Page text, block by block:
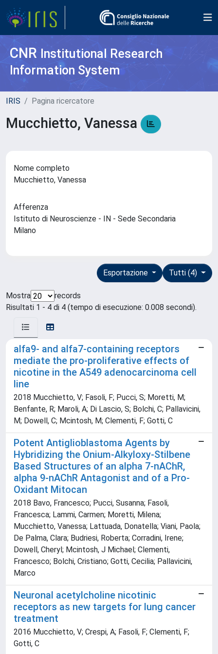
CNR Institutional Research
Information System
IRIS Pagina ricercatore
Mucchietto, Vanessa
Nome completo
Mucchietto, Vanessa
Afferenza
Istituto di Neuroscienze - IN - Sede Secondaria
Milano
Tutti (4)
Esportazione
Mostra
records
Risultati 1 - 4 di 4 (tempo di esecuzione: 0.008 secondi).
alfa9- and alfa7-containing receptors
mediate the pro-proliferative effects of
nicotine in the A549 adenocarcinoma cell
line
2018 Mucchietto, V; Fasoli, F; Pucci, S; Moretti, M;
Benfante, R; Maroli, A; Di Lascio, S; Bolchi, C; Pallavicini,
M; Dowell, C; Mcintosh, M; Clementi, F; Gotti, C
Potent Antiglioblastoma Agents by
Hybridizing the Onium-Alkyloxy-Stilbene
Based Structures of an alpha 7-nAChR,
alpha 9-nAChR Antagonist and of a Pro-
Oxidant Mitocan
2018 Bavo, Francesco; Pucci, Susanna; Fasoli,
Francesca; Lammi, Carmen; Moretti, Milena;
Mucchietto, Vanessa; Lattuada, Donatella; Viani, Paola;
De Palma, Clara; Budriesi, Roberta; Corradini, Irene;
Dowell, Cheryl; Mcintosh, J Michael; Clementi,
Francesco; Bolchi, Cristiano; Gotti, Cecilia; Pallavicini,
Marco
Neuronal acetylcholine nicotinic
receptors as new targets for lung cancer
treatment
2016 Mucchietto, V; Crespi, A; Fasoli, F; Clementi, F;
Gotti, C